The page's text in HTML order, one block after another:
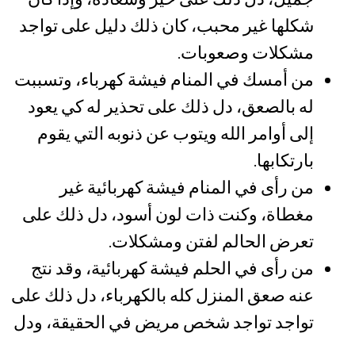
شكلها غير محبب، كان ذلك دليل على تواجد
مشكلات وصعوبات.
من أمسك في المنام فيشة كهرباء، وتسببت
له بالصعق، دل ذلك على تحذير له كي يعود
إلى أوامر الله ويتوب عن ذنوبه التي يقوم
بارتكابها.
من رأى في المنام فيشة كهربائية غير
مغطاة، وكنت ذات لون أسود، دل ذلك على
تعرض الحالم لفتن ومشكلات.
من رأى في الحلم فيشة كهربائية، وقد نتج
عنه صعق المنزل كله بالكهرباء، دل ذلك على
تواجد تواجد شخص مريض في الحقيقة، ودل